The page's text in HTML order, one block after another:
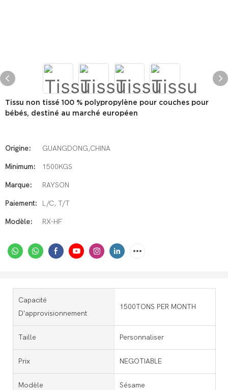
Tissu non tissé 100 % polypropylène pour couches pour
bébés, destiné au marché européen
Origine: GUANGDONG,CHINA
Minimum: 1500KGS
Marque: RAYSON
Paiement: L/C, T/T
Modèle: RX-HF
Capacité
D'approvisionnement
1500TONS PER MONTH
Taille Personnaliser
Prix NEGOTIABLE
Modèle Sésame